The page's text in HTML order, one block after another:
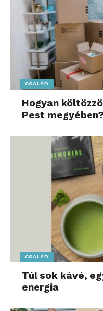
CSALÁD
Hogyan
Pest megyében?
CSALÁD
Túl sok kávé,
energia